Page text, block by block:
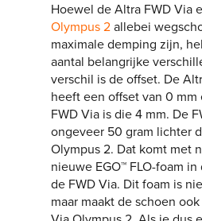
Hoewel de Altra FWD Via
Olympus 2 allebei
maximale demping zijn,
aantal belangrijke
verschil is de offset. De
heeft een offset van 0
FWD Via is die 4 mm. De
ongeveer 50 gram lichter
Olympus 2. Dat komt met
nieuwe EGO™ FLO-foam
de FWD Via. Dit foam is
maar maakt de schoen